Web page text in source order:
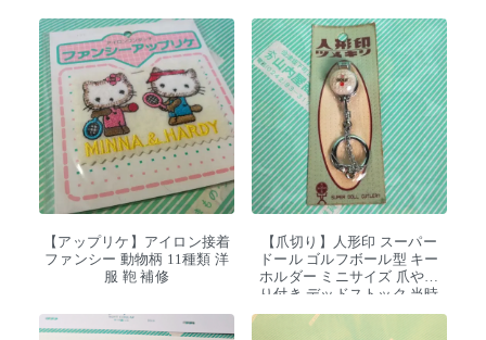
【アップリケ】アイロン接着
ファンシー 動物柄 11種類 洋
服 鞄 補修
【爪切り】人形印 スーパー
ドール ゴルフボール型 キー
ホルダー ミニサイズ 爪やす
り付き デッドストック 当時
物